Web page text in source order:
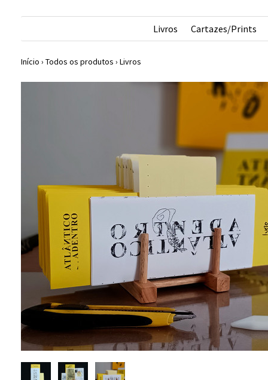
Livros Cartazes/Prints
Início › Todos os produtos › Livros